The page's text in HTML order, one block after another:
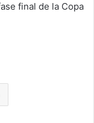
final de la Copa